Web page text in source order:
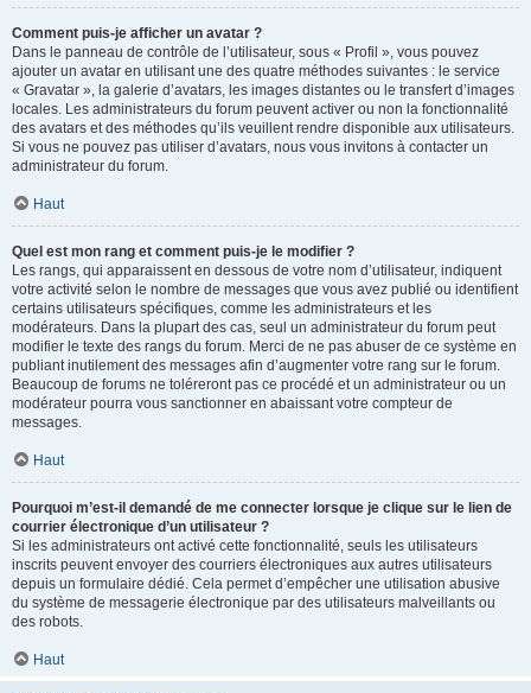
Comment puis-je afficher un avatar ?
Dans le panneau de contrôle de l’utilisateur, sous « Profil », vous pouvez
ajouter un avatar en utilisant une des quatre méthodes suivantes : le service
« Gravatar », la galerie d’avatars, les images distantes ou le transfert d’images
locales. Les administrateurs du forum peuvent activer ou non la fonctionnalité
des avatars et des méthodes qu’ils veuillent rendre disponible aux utilisateurs.
Si vous ne pouvez pas utiliser d’avatars, nous vous invitons à contacter un
administrateur du forum.
Haut
Quel est mon rang et comment puis-je le modifier ?
Les rangs, qui apparaissent en dessous de votre nom d’utilisateur, indiquent
votre activité selon le nombre de messages que vous avez publié ou identifient
certains utilisateurs spécifiques, comme les administrateurs et les
modérateurs. Dans la plupart des cas, seul un administrateur du forum peut
modifier le texte des rangs du forum. Merci de ne pas abuser de ce système en
publiant inutilement des messages afin d’augmenter votre rang sur le forum.
Beaucoup de forums ne toléreront pas ce procédé et un administrateur ou un
modérateur pourra vous sanctionner en abaissant votre compteur de
messages.
Haut
Pourquoi m’est-il demandé de me connecter lorsque je clique sur le lien de
courrier électronique d’un utilisateur ?
Si les administrateurs ont activé cette fonctionnalité, seuls les utilisateurs
inscrits peuvent envoyer des courriers électroniques aux autres utilisateurs
depuis un formulaire dédié. Cela permet d’empêcher une utilisation abusive
du système de messagerie électronique par des utilisateurs malveillants ou
des robots.
Haut